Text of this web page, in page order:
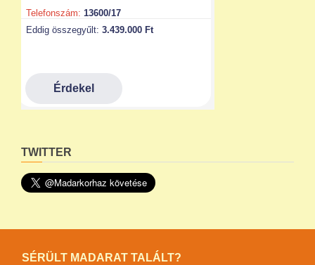
TWITTER
SÉRÜLT MADARAT TALÁLT?